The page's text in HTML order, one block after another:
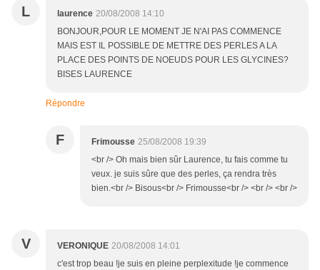
L laurence 20/08/2008 14:10
BONJOUR,POUR LE MOMENT JE N'AI PAS COMMENCE
MAIS EST IL POSSIBLE DE METTRE DES PERLES A LA
PLACE DES POINTS DE NOEUDS POUR LES GLYCINES?
BISES LAURENCE
Répondre
F Frimousse 25/08/2008 19:39
<br /> Oh mais bien sûr Laurence, tu fais comme tu
veux. je suis sûre que des perles, ça rendra très
bien.<br /> Bisous<br /> Frimousse<br /> <br /> <br />
V VERONIQUE 20/08/2008 14:01
c'est trop beau !je suis en pleine perplexitude !je commence